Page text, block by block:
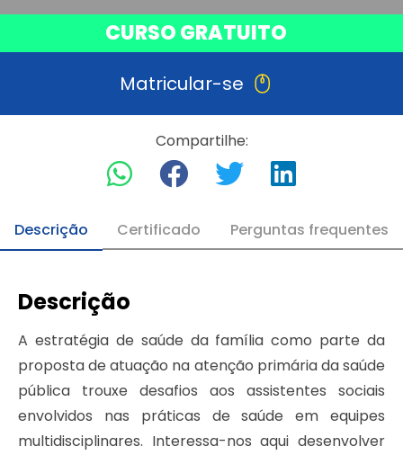
CURSO GRATUITO
Matricular-se
Compartilhe:
Descrição Certificado Perguntas frequentes
Descrição
A estratégia de saúde da família como parte da
proposta de atuação na atenção primária da saúde
pública trouxe desafios aos assistentes sociais
envolvidos nas práticas de saúde em equipes
multidisciplinares. Interessa-nos aqui desenvolver